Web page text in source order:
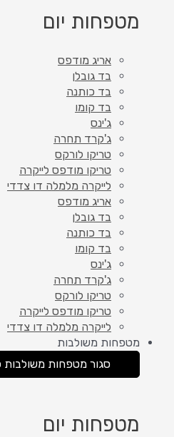
מטפחות יום
אריג מודפס
בד גובלן
בד כותנה
בד קומו
ג'ינס
ג'קרד תחרה
טריקו לורקס
טריקו מודפס לייקרה
לייקרה מלמלה דו צדדי
אריג מודפס
בד גובלן
בד כותנה
בד קומו
ג'ינס
ג'קרד תחרה
טריקו לורקס
טריקו מודפס לייקרה
לייקרה מלמלה דו צדדי
מטפחות משולבות
סגור מטפחות משולבות
מטפחות יום